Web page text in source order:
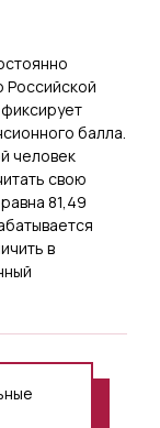
Российской
балла.
человек
свою
81,49
в